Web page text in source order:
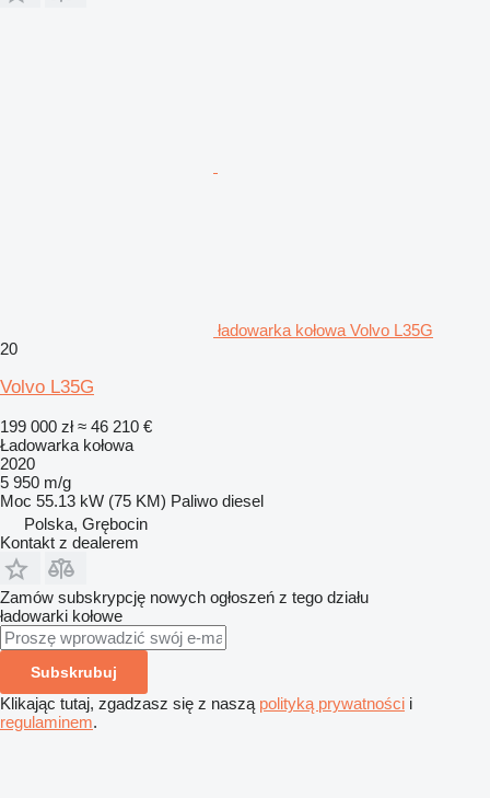
ładowarka kołowa Volvo L35G
20
Volvo L35G
199 000 zł ≈ 46 210 €
Ładowarka kołowa
2020
5 950 m/g
Moc 55.13 kW (75 KM) Paliwo diesel
Polska, Grębocin
Kontakt z dealerem
Zamów subskrypcję nowych ogłoszeń z tego działu
ładowarki kołowe
Subskrubuj
Klikając tutaj, zgadzasz się z naszą polityką prywatności i
regulaminem.